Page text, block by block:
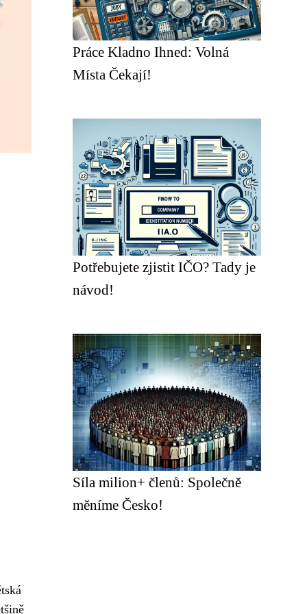
Práce Kladno Ihned: Volná
Místa Čekají!
Potřebujete zjistit IČO? Tady je
návod!
Síla milion+ členů: Společně
měníme Česko!